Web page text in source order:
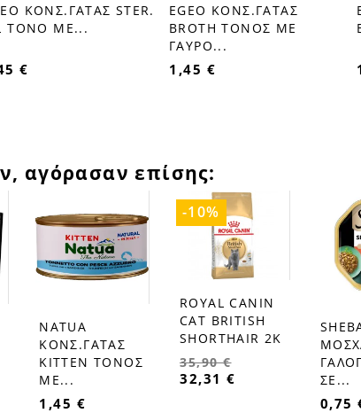
favorite_borderΚΟΝΣ.ΓΑΤΑΣ STER.
ΤΟΝΟ ΜΕ...
€
favorite_border
EGEO ΚΟΝΣ.ΓΑΤΑΣ
BROTH ΤΟΝΟΣ ΜΕ
ΓΑΥΡΟ...
1,45 €
αγόρασαν επίσης:
favorite_border
NATUA
ΚΟΝΣ.ΓΑΤΑΣ
KITTEN ΤΟΝΟΣ
ΜΕ...
1,45 €
favorite_border
ROYAL CANIN
CAT BRITISH
SHORTHAIR 2K
35,90 €
32,31 €
-10%
favorite_border
ΣΕ...
0,75